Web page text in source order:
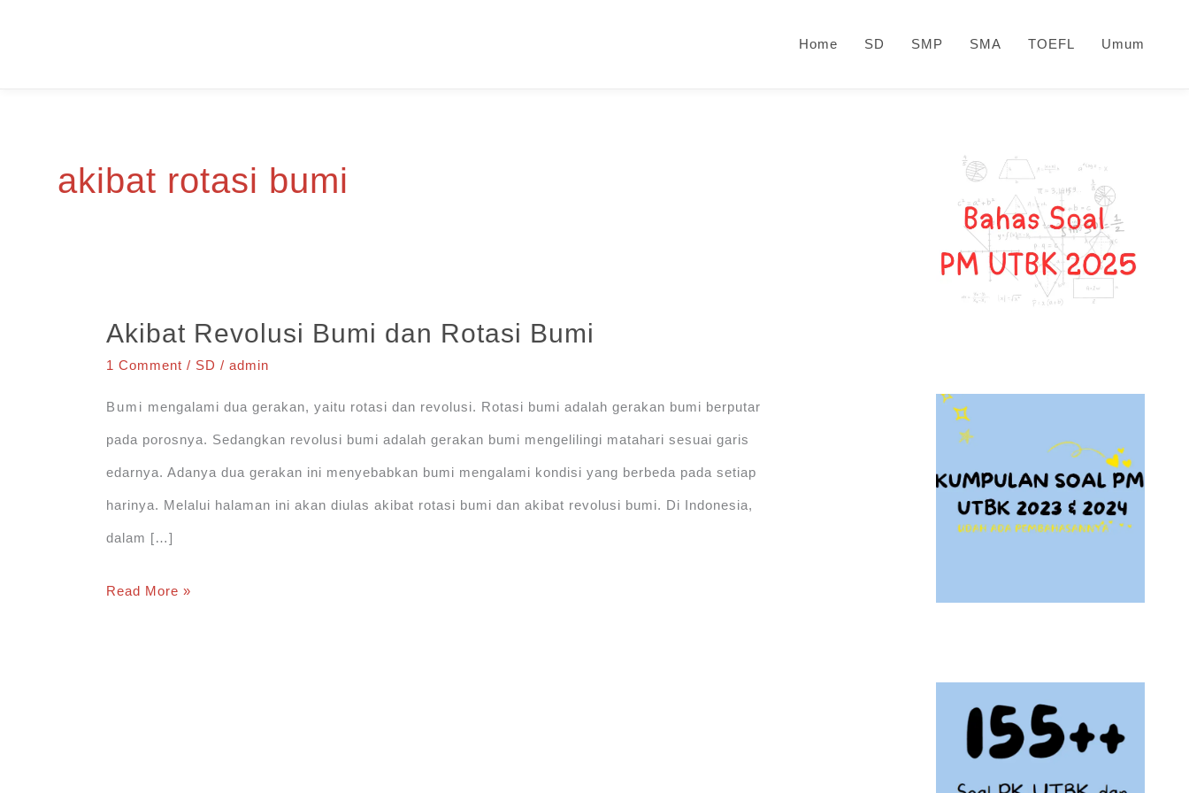
Home SD SMP SMA TOEFL Umum
akibat rotasi bumi
Akibat Revolusi Bumi dan Rotasi Bumi
1 Comment / SD /admin
Bumi mengalami dua gerakan, yaitu rotasi dan revolusi. Rotasi bumi adalah gerakan bumi berputar
pada porosnya. Sedangkan revolusi bumi adalah gerakan bumi mengelilingi matahari sesuai garis
edarnya. Adanya dua gerakan ini menyebabkan bumi mengalami kondisi yang berbeda pada setiap
harinya. Melalui halaman ini akan diulas akibat rotasi bumi dan akibat revolusi bumi. Di Indonesia,
dalam […]
Akibat
Read More »